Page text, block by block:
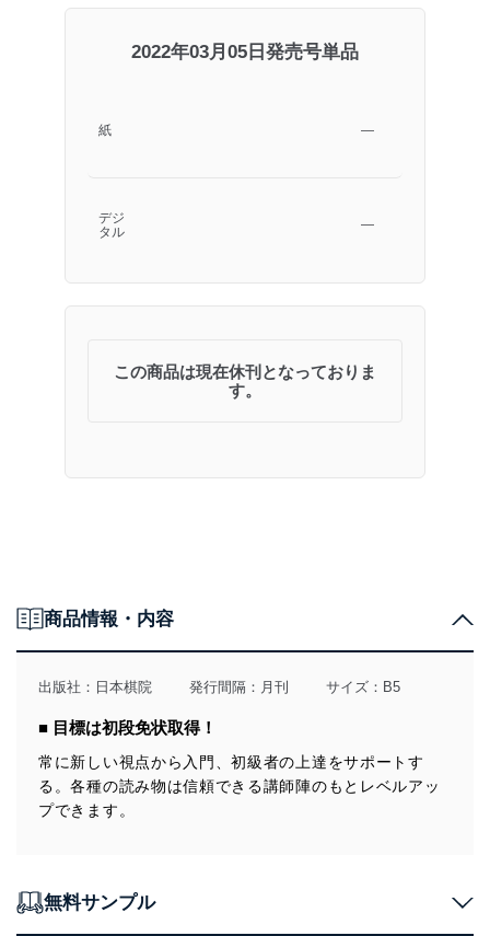
2022年03月05日発売号単品
紙 ―
デジ
タル
―
この商品は現在休刊となっておりま
す。
商品情報・内容
出版社： 日本棋院 発行間隔：月刊 サイズ：B5
■ 目標は初段免状取得！
常に新しい視点から入門、初級者の上達をサポートす
る。各種の読み物は信頼できる講師陣のもとレベルアッ
プできます。
無料サンプル